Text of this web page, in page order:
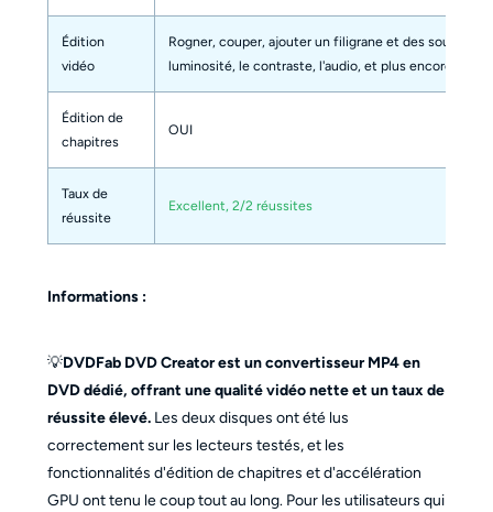
Édition
vidéo
Rogner, couper, ajouter un filigrane et des sous-
luminosité, le contraste, l'audio, et plus encore.
Édition de
chapitres
OUI
Taux de
réussite
Excellent, 2/2 réussites
Informations :
💡DVDFab DVD Creator est un convertisseur MP4 en
DVD dédié, offrant une qualité vidéo nette et un taux de
réussite élevé.Les deux disques ont été lus
correctement sur les lecteurs testés, et les
fonctionnalités d'édition de chapitres et d'accélération
GPU ont tenu le coup tout au long. Pour les utilisateurs qui